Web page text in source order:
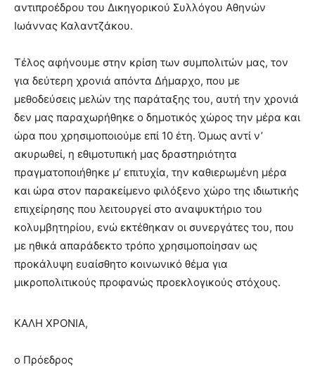
αντιπροέδρου του Δικηγορικού Συλλόγου Αθηνών
Ιωάννας Καλαντζάκου.
Τέλος αφήνουμε στην κρίση των συμπολιτών μας, τον
για δεύτερη χρονιά απόντα Δήμαρχο, που με
μεθοδεύσεις μελών της παράταξης του, αυτή την χρονιά
δεν μας παραχωρήθηκε ο δημοτικός χώρος την μέρα και
ώρα που χρησιμοποιούμε επί 10 έτη. Όμως αντί ν’
ακυρωθεί, η εθιμοτυπική μας δραστηριότητα
πραγματοποιήθηκε μ’ επιτυχία, την καθιερωμένη μέρα
και ώρα στον παρακείμενο φιλόξενο χώρο της ιδιωτικής
επιχείρησης που λειτουργεί στο αναψυκτήριο του
κολυμβητηρίου, ενώ εκτέθηκαν οι συνεργάτες του, που
με ηθικά απαράδεκτο τρόπο χρησιμοποίησαν ως
προκάλυψη ευαίσθητο κοινωνικό θέμα για
μικροπολιτικούς προφανώς προεκλογικούς στόχους.
ΚΑΛΗ ΧΡΟΝΙΑ,
ο Πρόεδρος